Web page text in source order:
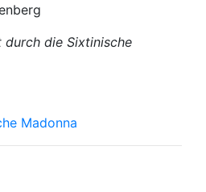
durch die Sixtinische
Madonna